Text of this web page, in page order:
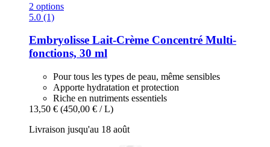
2 options
5.0 (1)
Embryolisse Lait-​Crème Concentré Multi-​
fonctions, 30 ml
Pour tous les types de peau, même sensibles
Apporte hydratation et protection
Riche en nutriments essentiels
13,50 € (450,00 € / L)
Livraison jusqu'au 18 août